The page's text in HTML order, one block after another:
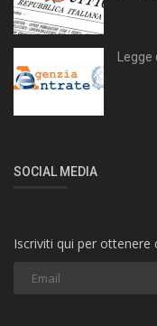
SOCIAL MEDIA
Iscriviti qui per ottenere